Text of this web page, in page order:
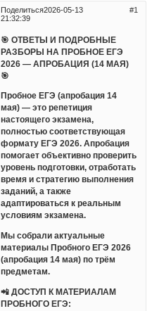
Поделиться 1
2026-05-13
21:32:39
🎯 ОТВЕТЫ И ПОДРОБНЫЕ
РАЗБОРЫ НА ПРОБНОЕ ЕГЭ
2026 — АПРОБАЦИЯ (14 МАЯ)
🎯
Пробное ЕГЭ (апробация 14
мая) — это репетиция
настоящего экзамена,
полностью соответствующая
формату ЕГЭ 2026. Апробация
помогает объективно проверить
уровень подготовки, отработать
время и стратегию выполнения
заданий, а также
адаптироваться к реальным
условиям экзамена.
Мы собрали актуальные
материалы Пробного ЕГЭ 2026
(апробация 14 мая) по трём
предметам.
📲 ДОСТУП К МАТЕРИАЛАМ
ПРОБНОГО ЕГЭ: